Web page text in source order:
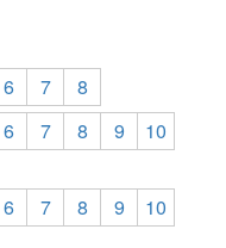
6 7
8
6 7 8 9
10
6 7 8 9
10